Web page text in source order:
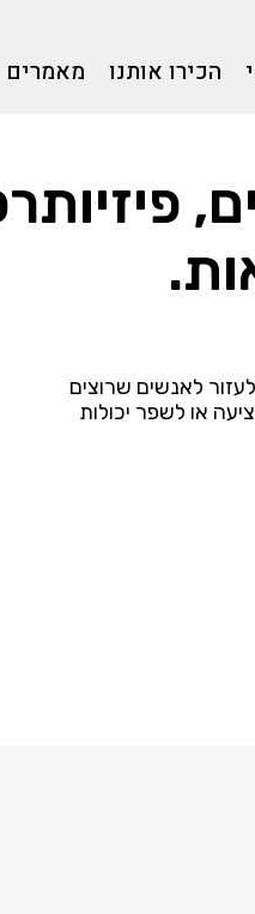
הכירו אותנו מאמרים
לאנשים שרוצים
או לשפר יכולות